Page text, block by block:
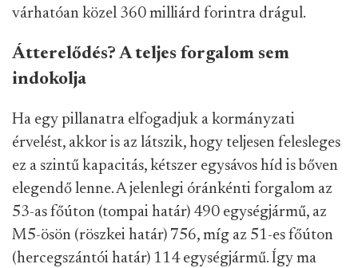
várhatóan közel 360 milliárd forintra drágul.
Átterelődés? A teljes forgalom sem
indokolja
Ha egy pillanatra elfogadjuk a kormányzati
érvelést, akkor is az látszik, hogy teljesen felesleges
ez a szintű kapacitás, kétszer egysávos híd is bőven
elegendő lenne. A jelenlegi óránkénti forgalom az
53-as főúton (tompai határ) 490 egységjármű, az
M5-ösön (röszkei határ) 756, míg az 51-es főúton
(hercegszántói határ) 114 egységjármű. Így ma